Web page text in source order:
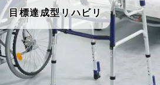
目標達成型リハビリ